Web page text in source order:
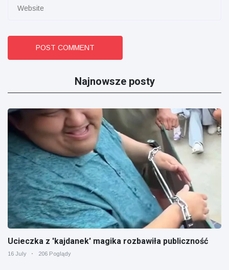
POST COMMENT
Najnowsze posty
Ucieczka z 'kajdanek' magika rozbawiła publiczność
16 July 206 Poglądy